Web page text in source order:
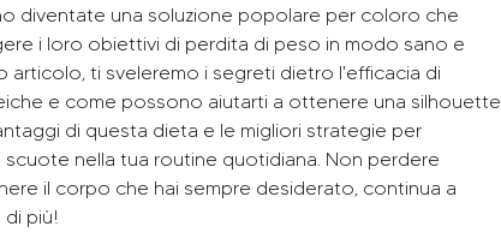
diventate una soluzione popolare per coloro che
i loro obiettivi di perdita di peso in modo sano e
articolo, ti sveleremo i segreti dietro l'efficacia di
e come possono aiutarti a ottenere una silhouette
di questa dieta e le migliori strategie per
nella tua routine quotidiana. Non perdere
il corpo che hai sempre desiderato, continua a
più!